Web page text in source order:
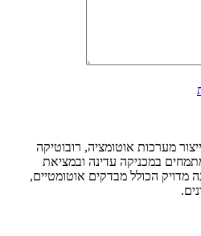
מערכות אוטומציה, רובוטיקה
מתמחים במכניקה עדינה ובמציאת
מדויק הכולל מבדקים אוטומטיים,